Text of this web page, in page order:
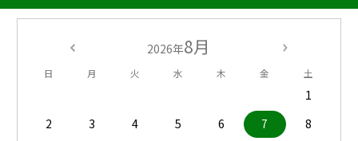
2026年8月
日 月 火 水 木 金 土
1
2
3 4 5 6 7
8